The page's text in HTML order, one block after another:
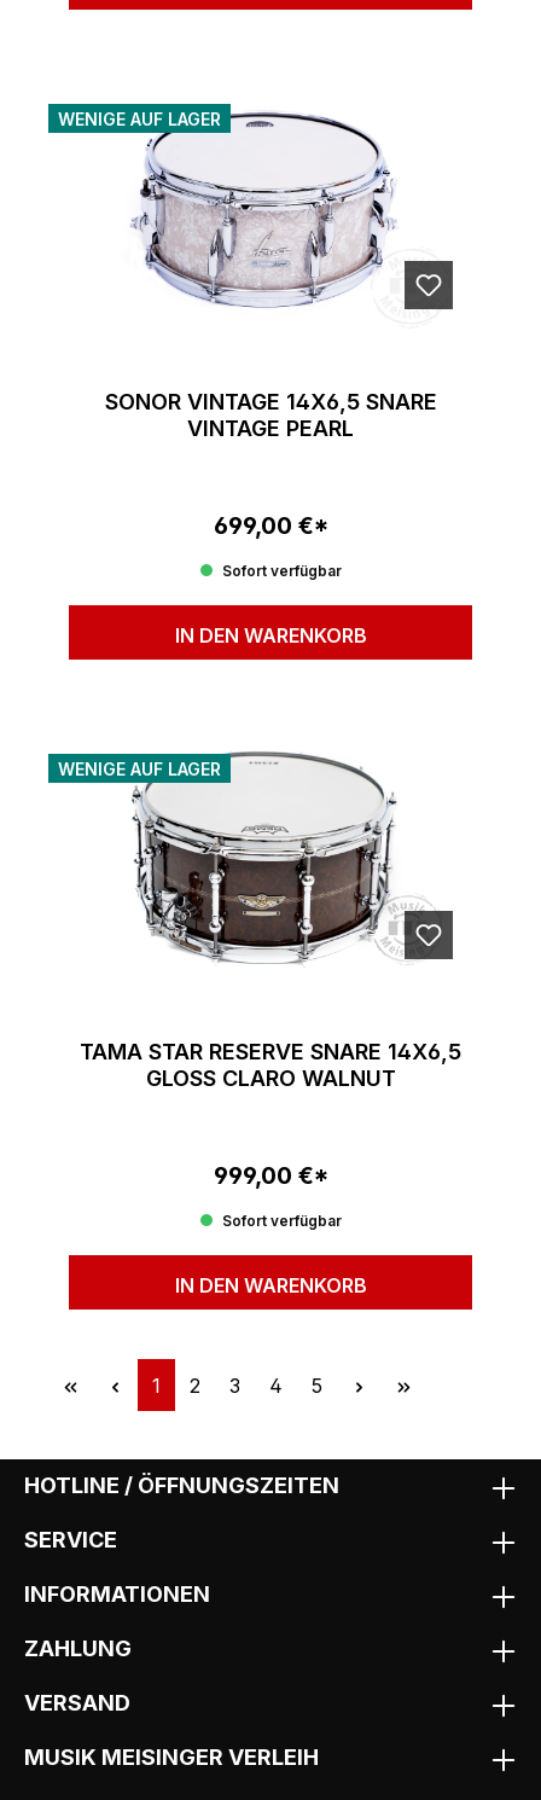
WENIGE AUF LAGER
SONOR VINTAGE 14X6,5 SNARE
VINTAGE PEARL
Regulärer Preis:
699,00 €*
Sofort verfügbar
IN DEN WARENKORB
WENIGE AUF LAGER
TAMA STAR RESERVE SNARE 14X6,5
GLOSS CLARO WALNUT
Regulärer Preis:
999,00 €*
Sofort verfügbar
IN DEN WARENKORB
Seite
1 Seite
2 Seite
3 Seite
4 Seite
5
HOTLINE / ÖFFNUNGSZEITEN
SERVICE
INFORMATIONEN
ZAHLUNG
VERSAND
MUSIK MEISINGER VERLEIH